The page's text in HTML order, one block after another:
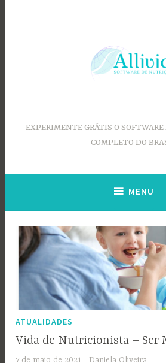
EXPERIMENTE GRÁTIS O
COMPLETO DO
MENU
ATUALIDADES
Vida de Nutricionista – Ser
7 de maio de 2021 Daniela Oliveira